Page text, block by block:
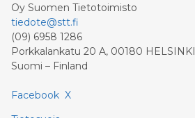
Oy Suomen Tietotoimisto
tiedote@stt.fi
(09) 6958 1286
Porkkalankatu 20 A, 00180 HELSINKI
Suomi – Finland
Facebook X